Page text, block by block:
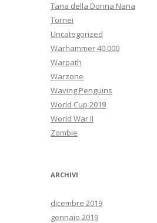
Tana della Donna Nana
Tornei
Uncategorized
Warhammer 40.000
Warpath
Warzone
Waving Penguins
World Cup 2019
World War II
Zombie
ARCHIVI
dicembre 2019
gennaio 2019